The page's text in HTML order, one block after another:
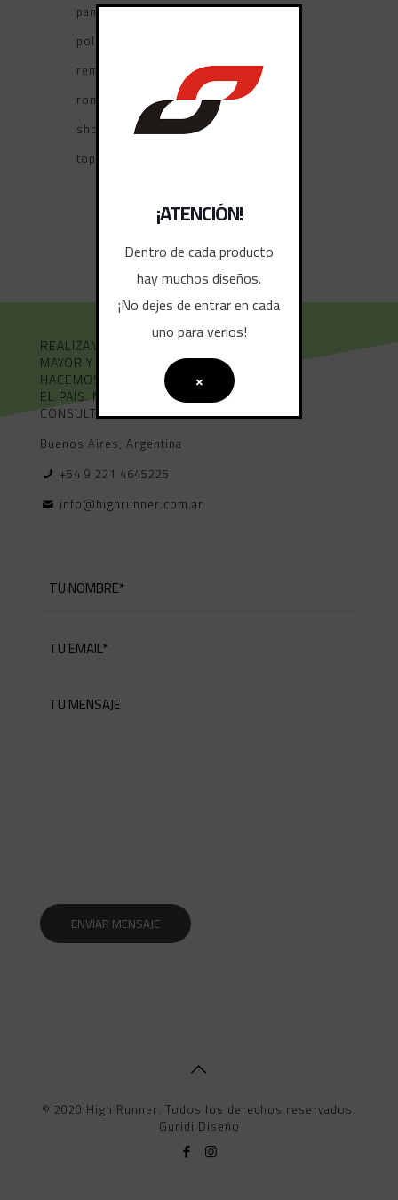
pantalones
polleras
remeras tiempo libre
rompevientos
shorts
tops deportivos
REALIZAMOS VENTAS AL POR
MAYOR Y MENOR.
HACEMOS ENVÍOS A TODO
EL PAIS. NO DUDE EN
CONSULTARNOS.
Buenos Aires, Argentina
+54 9 221 4645225
info@highrunner.com.ar
© 2020 High Runner. Todos los derechos reservados.
Guridi Diseño
¡ATENCIÓN!
Dentro de cada producto
hay muchos diseños.
¡No dejes de entrar en cada
uno para verlos!
×